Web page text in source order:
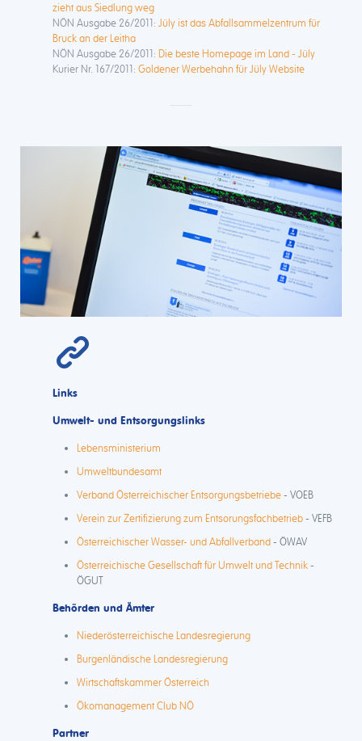
zieht aus Siedlung weg
NÖN Ausgabe 26/2011: Jüly ist das Abfallsammelzentrum für
Bruck an der Leitha
NÖN Ausgabe 26/2011: Die beste Homepage im Land - Jüly
Kurier Nr. 167/2011: Goldener Werbehahn für Jüly Website
Links
Umwelt- und Entsorgungslinks
Lebensministerium
Umweltbundesamt
Verband Österreichischer Entsorgungsbetriebe- VOEB
Verein zur Zertifizierung zum Entsorungsfachbetrieb- VEFB
Österreichischer Wasser- und Abfallverband- ÖWAV
Österreichische Gesellschaft für Umwelt und Technik-
ÖGUT
Behörden und Ämter
Niederösterreichische Landesregierung
Burgenländische Landesregierung
Wirtschaftskammer Österreich
Ökomanagement Club NÖ
Partner